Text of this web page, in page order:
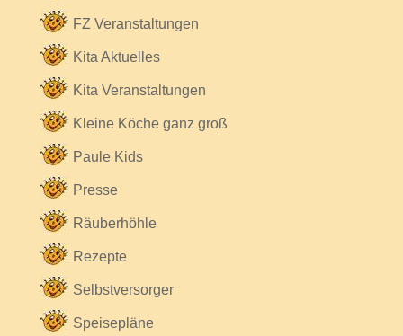
FZ Veranstaltungen
Kita Aktuelles
Kita Veranstaltungen
Kleine Köche ganz groß
Paule Kids
Presse
Räuberhöhle
Rezepte
Selbstversorger
Speisepläne